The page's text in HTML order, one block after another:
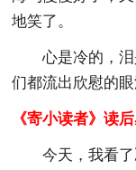
地笑了。
心是冷的，
们都流出欣慰的眼
《寄小读者》读
今天，我看